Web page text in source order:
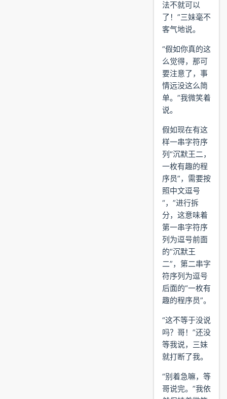
法不就可以
了！”三妹毫不
客气地说。
“假如你真的这
么觉得，那可
要注意了，事
情远没这么简
单。”我微笑着
说。
假如现在有这
样一串字符序
列“沉默王二，
一枚有趣的程
序员”，需要按
照中文逗号
“，”进行拆
分，这意味着
第一串字符序
列为逗号前面
的“沉默王
二”，第二串字
符序列为逗号
后面的“一枚有
趣的程序员”。
“这不等于没说
吗？哥！”还没
等我说，三妹
就打断了我。
“别着急嘛，等
哥说完。”我依